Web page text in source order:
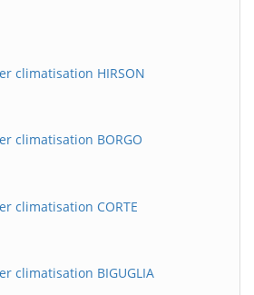
climatisation HIRSON
climatisation BORGO
climatisation CORTE
climatisation BIGUGLIA